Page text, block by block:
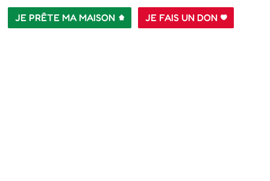
JE PRÊTE MA MAISON JE FAIS UN DON